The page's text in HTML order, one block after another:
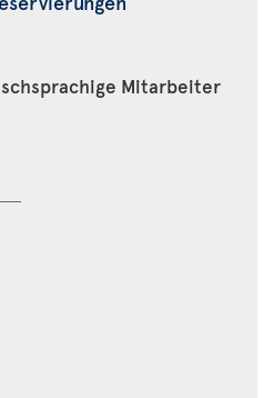
Mitarbeiter